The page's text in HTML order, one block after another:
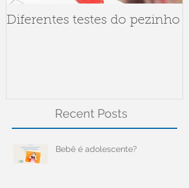
Diferentes testes do pezinho
Recent Posts
Bebê é adolescente?